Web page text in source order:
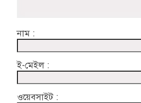
নাম :
ই-মেইল :
ওয়েবসাইট :